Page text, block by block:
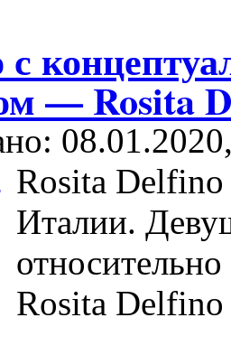
— Rosita
Rosita Delfino
Италии.
Rosita Delfino